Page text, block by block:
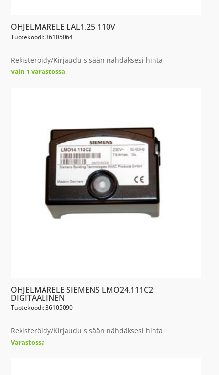
OHJELMARELE LAL1.25 110V
Tuotekoodi: 36105064
Rekisteröidy/Kirjaudu sisään nähdäksesi hinta
Vain 1 varastossa
OHJELMARELE SIEMENS LMO24.111C2
DIGITAALINEN
Tuotekoodi: 36105090
Rekisteröidy/Kirjaudu sisään nähdäksesi hinta
Varastossa